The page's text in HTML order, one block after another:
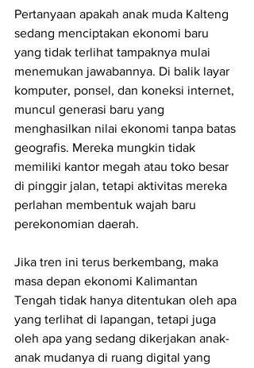
Pertanyaan apakah anak muda Kalteng
sedang menciptakan ekonomi baru
yang tidak terlihat tampaknya mulai
menemukan jawabannya. Di balik layar
komputer, ponsel, dan koneksi internet,
muncul generasi baru yang
menghasilkan nilai ekonomi tanpa batas
geografis. Mereka mungkin tidak
memiliki kantor megah atau toko besar
di pinggir jalan, tetapi aktivitas mereka
perlahan membentuk wajah baru
perekonomian daerah.
Jika tren ini terus berkembang, maka
masa depan ekonomi Kalimantan
Tengah tidak hanya ditentukan oleh apa
yang terlihat di lapangan, tetapi juga
oleh apa yang sedang dikerjakan anak-
anak mudanya di ruang digital yang